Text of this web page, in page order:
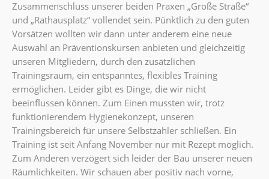
Zusammenschluss unserer beiden Praxen „Große Straße“
und „Rathausplatz“ vollendet sein. Pünktlich zu den guten
Vorsätzen wollten wir dann unter anderem eine neue
Auswahl an Präventionskursen anbieten und gleichzeitig
unseren Mitgliedern, durch den zusätzlichen
Trainingsraum, ein entspanntes, flexibles Training
ermöglichen. Leider gibt es Dinge, die wir nicht
beeinflussen können. Zum Einen mussten wir, trotz
funktionierendem Hygienekonzept, unseren
Trainingsbereich für unsere Selbstzahler schließen. Ein
Training ist seit Anfang November nur mit Rezept möglich.
Zum Anderen verzögert sich leider der Bau unserer neuen
Räumlichkeiten. Wir schauen aber positiv nach vorne,